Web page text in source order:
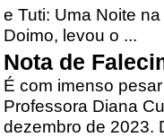
e Tuti: Uma Noite
Doimo, levou o ...
Nota de
É com imenso
Professora Diana
dezembro de 2023.